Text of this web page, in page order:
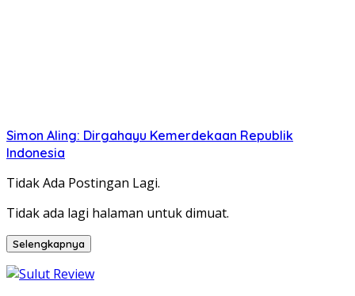
Simon Aling: Dirgahayu Kemerdekaan Republik
Indonesia
Tidak Ada Postingan Lagi.
Tidak ada lagi halaman untuk dimuat.
Selengkapnya